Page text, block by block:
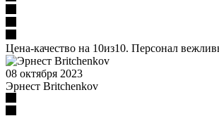
Цена-качество на 10из10. Персонал
08 октября 2023
Эрнест Britchenkov